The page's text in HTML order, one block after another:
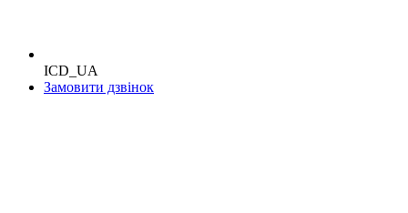
ICD_UA
Замовити дзвінок